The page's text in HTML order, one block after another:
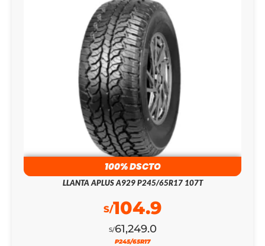
100% DSCTO
LLANTA APLUS A929 P245/65R17 107T
S/61,249.0
S/104.9
P245/65R17